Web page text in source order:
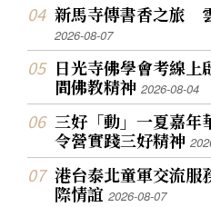
新馬寺傳書香之旅
2026-08-07
日光寺佛學會考線
間佛教精神2026-08-04
三好「動」一夏嘉
令營實踐三好精神
港台泰北童軍交流
際情誼2026-08-07